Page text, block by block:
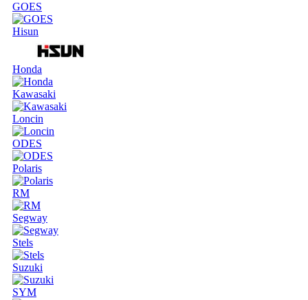
GOES
Hisun
Honda
Kawasaki
Loncin
ODES
Polaris
RM
Segway
Stels
Suzuki
SYM